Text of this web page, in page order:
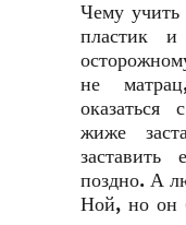
Чему учить
пластик и
не
жиже
поздно. А
Ной, но он